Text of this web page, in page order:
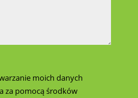
moich danych
za pomocą środków